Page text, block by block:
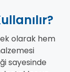
olarak hem
sayesinde